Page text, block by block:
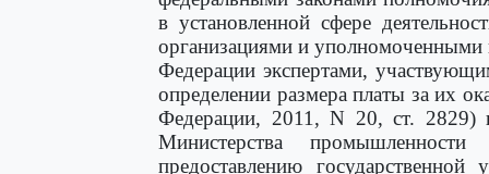
в установленной сфере
организациями и уполномоченными
Федерации экспертами,
определении размера платы за их
Федерации, 2011, N 20, ст.
Министерства
предоставлению государственной